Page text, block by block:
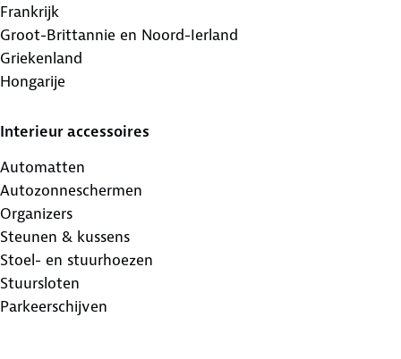
Frankrijk
Groot-Brittannie en Noord-Ierland
Griekenland
Hongarije
Interieur accessoires
Automatten
Autozonneschermen
Organizers
Steunen & kussens
Stoel- en stuurhoezen
Stuursloten
Parkeerschijven